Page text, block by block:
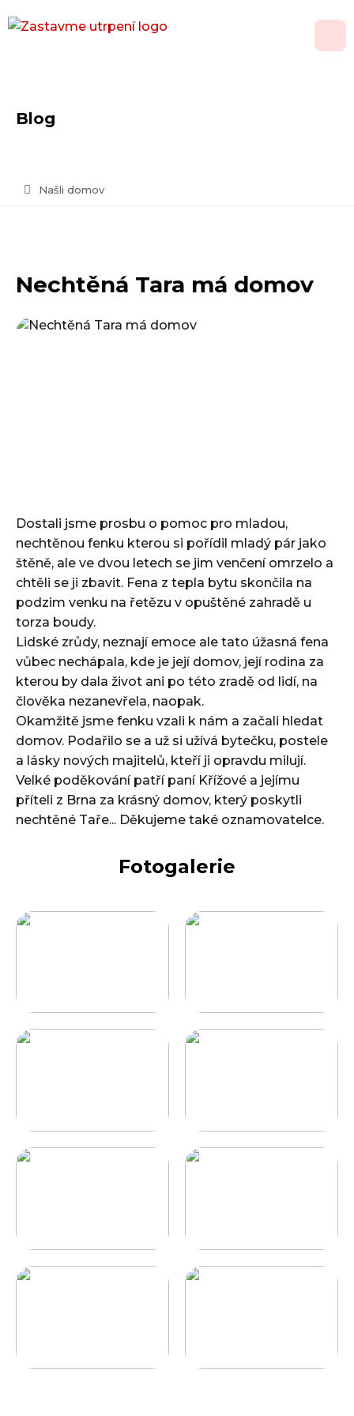
Vánoční přání
Blog
Našli domov
Nechtěná Tara má domov
Dostali jsme prosbu o pomoc pro mladou,
nechtěnou fenku kterou si pořídil mladý pár jako
štěně, ale ve dvou letech se jim venčení omrzelo a
chtěli se ji zbavit. Fena z tepla bytu skončila na
podzim venku na řetězu v opuštěné zahradě u
torza boudy.
Lidské zrůdy, neznají emoce ale tato úžasná fena
vůbec nechápala, kde je její domov, její rodina za
kterou by dala život ani po této zradě od lidí, na
člověka nezanevřela, naopak.
Okamžitě jsme fenku vzali k nám a začali hledat
domov. Podařilo se a už si užívá bytečku, postele
a lásky nových majitelů, kteří ji opravdu milují.
Velké poděkování patří paní Křížové a jejímu
příteli z Brna za krásný domov, který poskytli
nechtěné Taře... Děkujeme také oznamovatelce.
Fotogalerie